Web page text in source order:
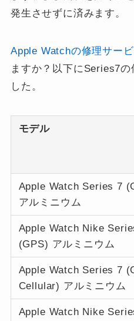
発生させずに済みます。
Apple Watchの修理サー
ますか？以下にSeries7
した。
モデル
Apple Watch Series 7
アルミニウム
Apple Watch Nike
(GPS) アルミニウム
Apple Watch Series 7
Cellular) アルミニウム
Apple Watch Nike